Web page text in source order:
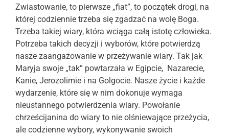
Zwiastowanie, to pierwsze „fiat”, to początek drogi, na
której codziennie trzeba się zgadzać na wolę Boga.
Trzeba takiej wiary, która wciąga całą istotę człowieka.
Potrzeba takich decyzji i wyborów, które potwierdzą
nasze zaangażowanie w przeżywanie wiary. Tak jak
Maryja swoje „tak” powtarzała w Egipcie, Nazarecie,
Kanie, Jerozolimie i na Golgocie. Nasze życie i każde
wydarzenie, które się w nim dokonuje wymaga
nieustannego potwierdzenia wiary. Powołanie
chrześcijanina do wiary to nie olśniewające przeżycia,
ale codzienne wybory, wykonywanie swoich